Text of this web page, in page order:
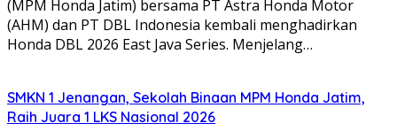
(MPM Honda Jatim) bersama PT Astra Honda Motor
(AHM) dan PT DBL Indonesia kembali menghadirkan
Honda DBL 2026 East Java Series. Menjelang…
SMKN 1 Jenangan, Sekolah Binaan MPM Honda Jatim,
Raih Juara 1 LKS Nasional 2026